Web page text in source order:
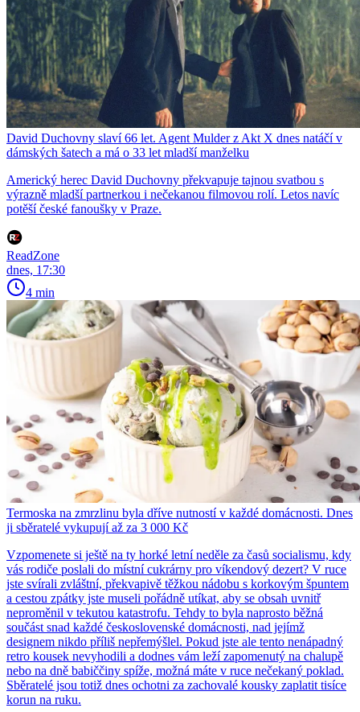
David Duchovny slaví 66 let. Agent Mulder z Akt X dnes natáčí v
dámských šatech a má o 33 let mladší manželku
Americký herec David Duchovny překvapuje tajnou svatbou s
výrazně mladší partnerkou i nečekanou filmovou rolí. Letos navíc
potěší české fanoušky v Praze.
ReadZone
dnes, 17:30
4 min
Termoska na zmrzlinu byla dříve nutností v každé domácnosti. Dnes
ji sběratelé vykupují až za 3 000 Kč
Vzpomenete si ještě na ty horké letní neděle za časů socialismu, kdy
vás rodiče poslali do místní cukrárny pro víkendový dezert? V ruce
jste svírali zvláštní, překvapivě těžkou nádobu s korkovým špuntem
a cestou zpátky jste museli pořádně utíkat, aby se obsah uvnitř
neproměnil v tekutou katastrofu. Tehdy to byla naprosto běžná
součást snad každé československé domácnosti, nad jejímž
designem nikdo příliš nepřemýšlel. Pokud jste ale tento nenápadný
retro kousek nevyhodili a dodnes vám leží zapomenutý na chalupě
nebo na dně babiččiny spíže, možná máte v ruce nečekaný poklad.
Sběratelé jsou totiž dnes ochotni za zachovalé kousky zaplatit tisíce
korun na ruku.